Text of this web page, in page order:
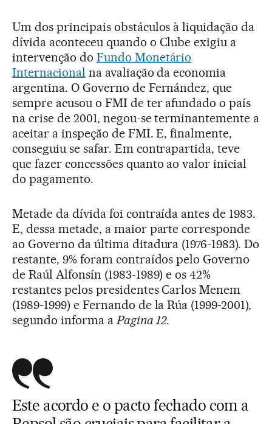
Um dos principais obstáculos à liquidação da
dívida aconteceu quando o Clube exigiu a
intervenção do Fundo Monetário
Internacional na avaliação da economia
argentina. O Governo de Fernández, que
sempre acusou o FMI de ter afundado o país
na crise de 2001, negou-se terminantemente a
aceitar a inspeção de FMI. E, finalmente,
conseguiu se safar. Em contrapartida, teve
que fazer concessões quanto ao valor inicial
do pagamento.
Metade da dívida foi contraída antes de 1983.
E, dessa metade, a maior parte corresponde
ao Governo da última ditadura (1976-1983). Do
restante, 9% foram contraídos pelo Governo
de Raúl Alfonsín (1983-1989) e os 42%
restantes pelos presidentes Carlos Menem
(1989-1999) e Fernando de la Rúa (1999-2001),
segundo informa a Pagina 12.
Este acordo e o pacto fechado com a